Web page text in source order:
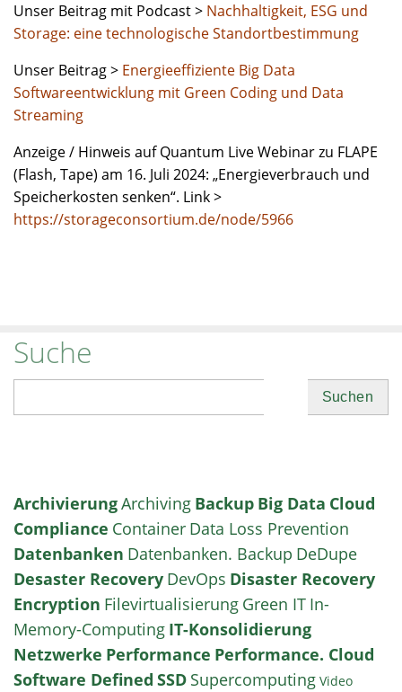
Unser Beitrag mit Podcast > Nachhaltigkeit, ESG und
Storage: eine technologische Standortbestimmung
Unser Beitrag > Energieeffiziente Big Data
Softwareentwicklung mit Green Coding und Data
Streaming
Anzeige / Hinweis auf Quantum Live Webinar zu FLAPE
(Flash, Tape) am 16. Juli 2024: „Energieverbrauch und
Speicherkosten senken“. Link >
https://storageconsortium.de/node/5966
Suche
ArchivierungArchiving Backup Big Data Cloud
Compliance Container Data Loss Prevention
Datenbanken Datenbanken. Backup DeDupe
Desaster Recovery DevOps Disaster Recovery
Encryption Filevirtualisierung Green IT In-
Memory-Computing IT-Konsolidierung
Netzwerke Performance Performance. Cloud
Software Defined SSD Supercomputing Video